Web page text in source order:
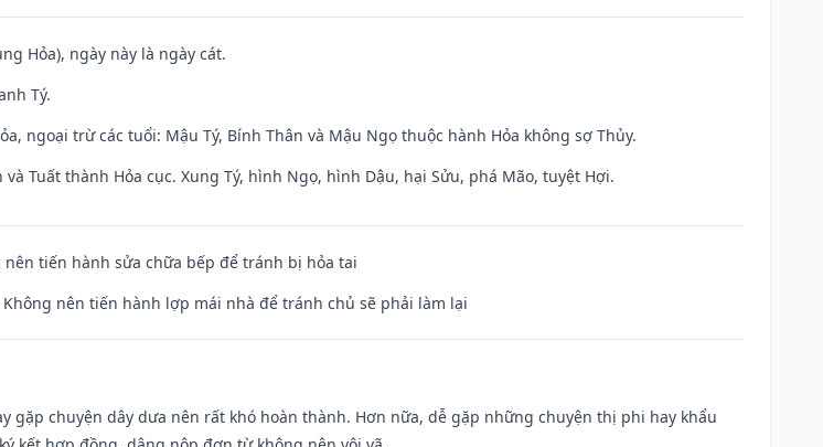
Hỏa), ngày này là ngày cát.
Tý.
ngoại trừ các tuổi: Mậu Tý, Bính Thân và Mậu Ngọ thuộc hành Hỏa không sợ Thủy.
Tuất thành Hỏa cục. Xung Tý, hình Ngọ, hình Dậu, hại Sửu, phá Mão, tuyệt Hợi.
nên tiến hành sửa chữa bếp để tránh bị hỏa tai
nên tiến hành lợp mái nhà để tránh chủ sẽ phải làm lại
gặp chuyện dây dưa nên rất khó hoàn thành. Hơn nữa, dễ gặp những chuyện thị phi hay khẩu